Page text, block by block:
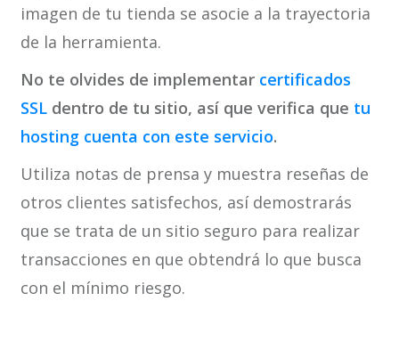
imagen de tu tienda se asocie a la trayectoria
de la herramienta.
No te olvides de implementar certificados
SSLdentro de tu sitio, así que verifica que tu
hosting cuenta con este servicio.
Utiliza notas de prensa y muestra reseñas de
otros clientes satisfechos, así demostrarás
que se trata de un sitio seguro para realizar
transacciones en que obtendrá lo que busca
con el mínimo riesgo.